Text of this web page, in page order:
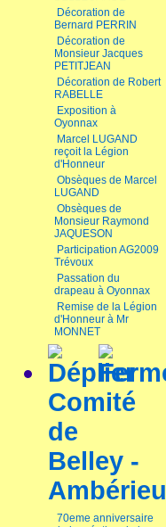
Décoration de
Bernard PERRIN
Décoration de
Monsieur Jacques
PETITJEAN
Décoration de Robert
RABELLE
Exposition à
Oyonnax
Marcel LUGAND
reçoit la Légion
d'Honneur
Obsèques de Marcel
LUGAND
Obsèques de
Monsieur Raymond
JAQUESON
Participation AG2009
Trévoux
Passation du
drapeau à Oyonnax
Remise de la Légion
d'Honneur à Mr
MONNET
Comité
de
Belley -
Ambérieu
70eme anniversaire